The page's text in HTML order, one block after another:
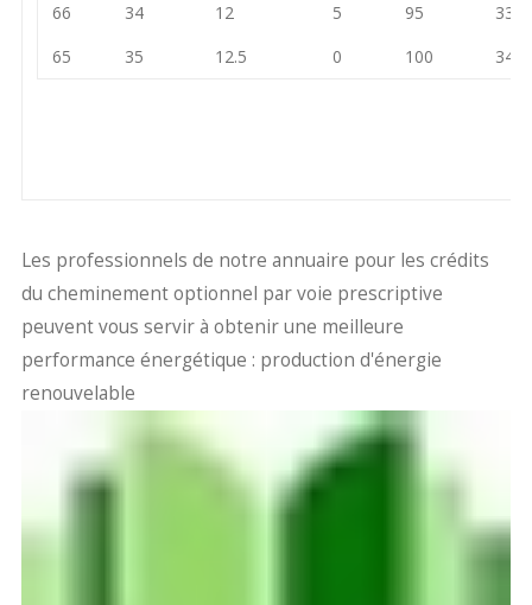
66
34 12 5 95
33
65
35 12.5 0 100 34
Les professionnels de notre annuaire pour les crédits
du cheminement optionnel par voie prescriptive
peuvent vous servir à obtenir une meilleure
performance énergétique : production d'énergie
renouvelable